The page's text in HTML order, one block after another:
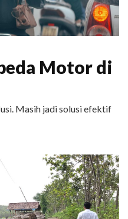
Motor di
Masih jadi solusi efektif